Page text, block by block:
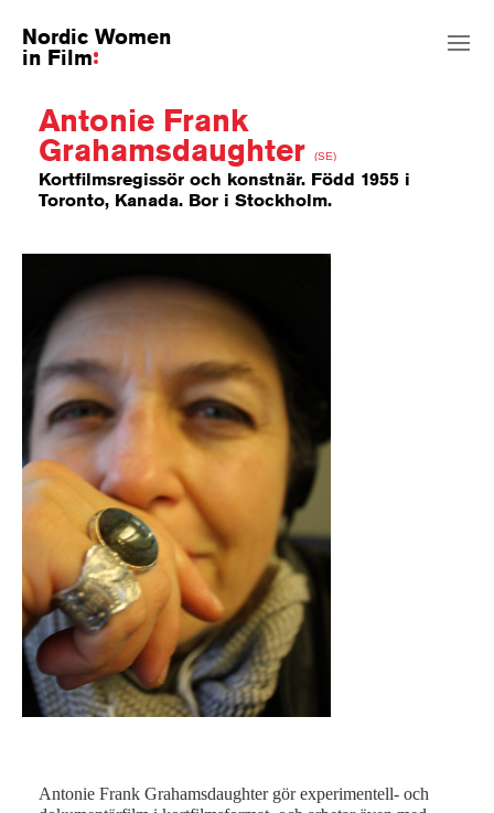
Nordic Women
in Film
Antonie Frank
Grahamsdaughter
(SE)
Kortfilmsregissör och konstnär. Född 1955 i
Toronto, Kanada. Bor i Stockholm.
Antonie Frank Grahamsdaughter gör experimentell- och